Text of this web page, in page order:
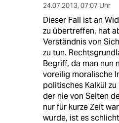
24.07.2013, 07:07 Uhr
Dieser Fall ist an
zu übertreffen, hat
Verständnis von
zu tun.
Begriff, da man nun
voreilig moralische
politisches Kalkül
der nie von Seiten
nur für kurze Zeit
wurde, ist es